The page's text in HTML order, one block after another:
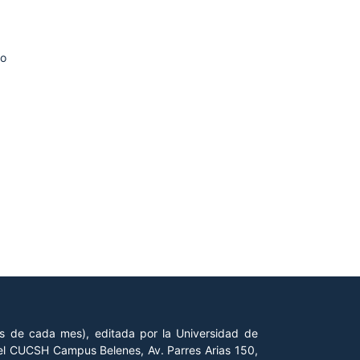
de cada mes), editada por la Universidad de
Campus Belenes, Av. Parres Arias 150,